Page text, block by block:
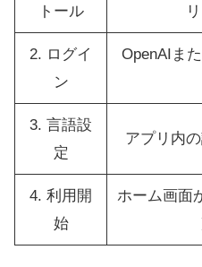
トール
2. ログイ
ン
OpenAIま
3. 言語設
定
アプリ内
4. 利用開
始
ホーム画面